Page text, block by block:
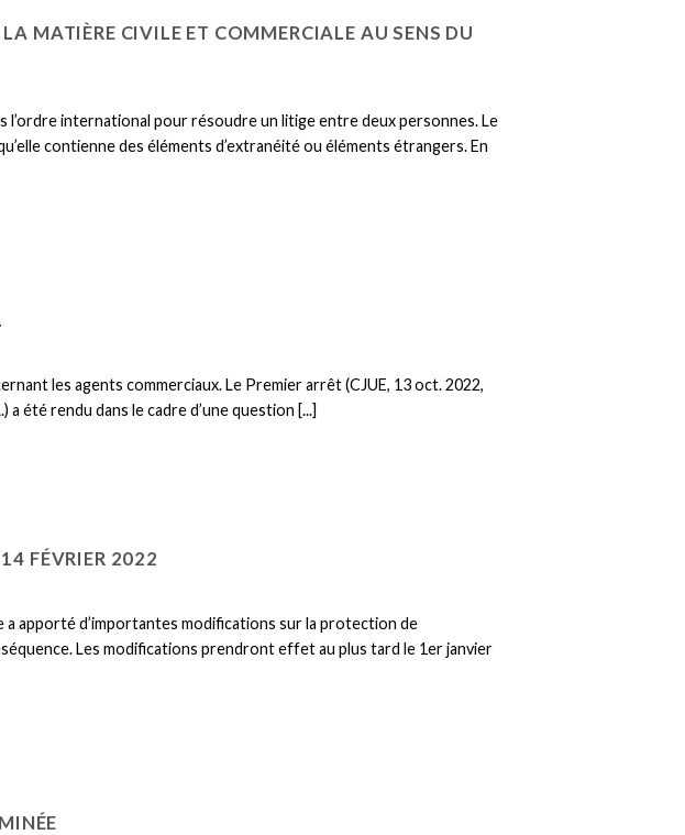
MATIÈRE CIVILE ET COMMERCIALE AU SENS DU
international pour résoudre un litige entre deux personnes. Le
contienne des éléments d’extranéité ou éléments étrangers. En
les agents commerciaux. Le Premier arrêt (CJUE, 13 oct. 2022,
été rendu dans le cadre d’une question [...]
FÉVRIER 2022
a apporté d’importantes modifications sur la protection de
Les modifications prendront effet au plus tard le 1er janvier